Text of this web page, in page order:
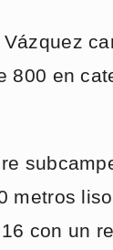
800 en
metros
con un